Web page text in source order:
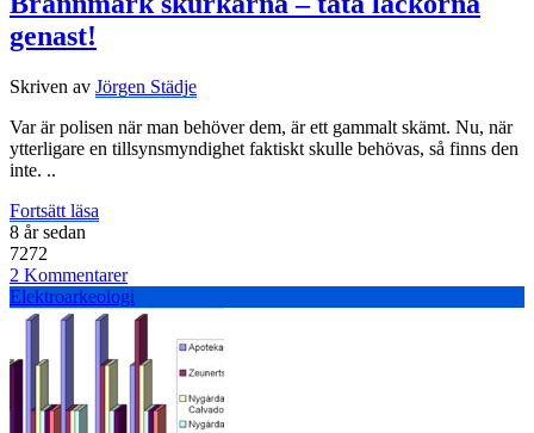
genast!
Skriven av Jörgen Städje
Var är polisen när man behöver dem, är ett gammalt skämt. Nu, när
ytterligare en tillsynsmyndighet faktiskt skulle behövas, så finns den
inte. ..
Fortsätt läsa
8 år sedan
7272
2 Kommentarer
Elektroarkeologi